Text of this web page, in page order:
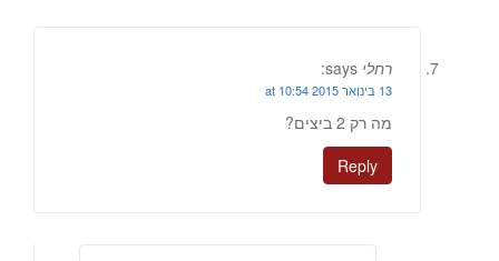
רחלי says:
13 בינואר 2015 at 10:54
מה רק 2 ביצים?
Reply